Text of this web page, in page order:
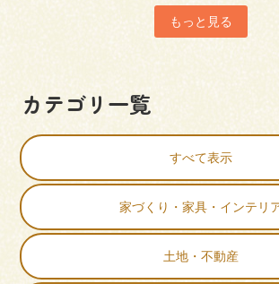
もっと見る
カテゴリ一覧
すべて表示
家づくり・家具・インテリ
土地・不動産